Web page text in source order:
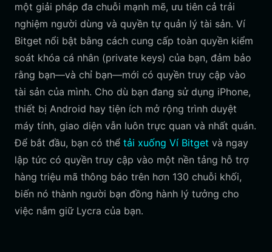
một giải pháp đa chuỗi mạnh mẽ, ưu tiên cả trải
nghiệm người dùng và quyền tự quản lý tài sản. Ví
Bitget nổi bật bằng cách cung cấp toàn quyền kiểm
soát khóa cá nhân (private keys) của bạn, đảm bảo
rằng bạn—và chỉ bạn—mới có quyền truy cập vào
tài sản của mình. Cho dù bạn đang sử dụng iPhone,
thiết bị Android hay tiện ích mở rộng trình duyệt
máy tính, giao diện vẫn luôn trực quan và nhất quán.
Để bắt đầu, bạn có thể tải xuống Ví Bitget và ngay
lập tức có quyền truy cập vào một nền tảng hỗ trợ
hàng triệu mã thông báo trên hơn 130 chuỗi khối,
biến nó thành người bạn đồng hành lý tưởng cho
việc nắm giữ Lycra của bạn.